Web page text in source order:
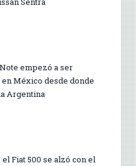
empezó a ser
México desde donde
Argentina
Fiat 500 se alzó con el